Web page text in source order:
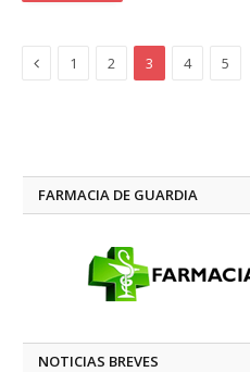
Previous
1 2 3 4 5
FARMACIA DE GUARDIA
NOTICIAS BREVES